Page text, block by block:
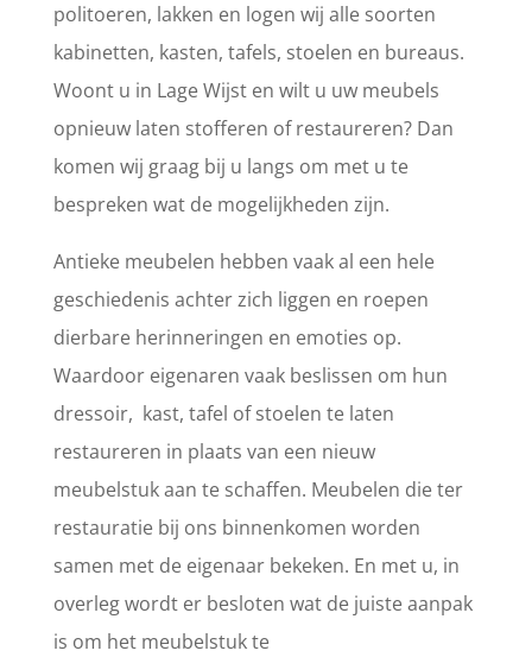
politoeren, lakken en logen wij alle soorten
kabinetten, kasten, tafels, stoelen en bureaus.
Woont u in Lage Wijst en wilt u uw meubels
opnieuw laten stofferen of restaureren? Dan
komen wij graag bij u langs om met u te
bespreken wat de mogelijkheden zijn.
Antieke meubelen hebben vaak al een hele
geschiedenis achter zich liggen en roepen
dierbare herinneringen en emoties op.
Waardoor eigenaren vaak beslissen om hun
dressoir, kast, tafel of stoelen te laten
restaureren in plaats van een nieuw
meubelstuk aan te schaffen. Meubelen die ter
restauratie bij ons binnenkomen worden
samen met de eigenaar bekeken. En met u, in
overleg wordt er besloten wat de juiste aanpak
is om het meubelstuk te